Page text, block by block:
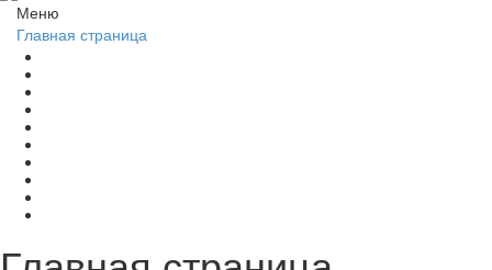
Меню
Главная страница